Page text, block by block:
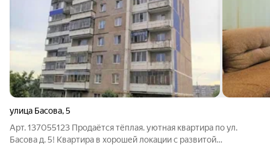
улица Басова,5
Арт. 137055123 Продаётся тёплая. уютная квартира по ул.
Басова д. 5! Квартира в хорошей локации с развитой